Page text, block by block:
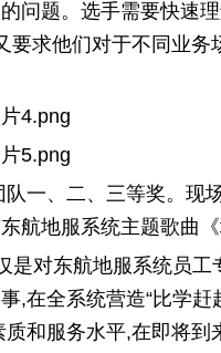
问题。选手需要快速
求他们对于不同业务
一、二、三等奖。现
航地服系统主题歌曲《
是对东航地服系统员
,在全系统营造“比学赶
和服务水平,在即将到